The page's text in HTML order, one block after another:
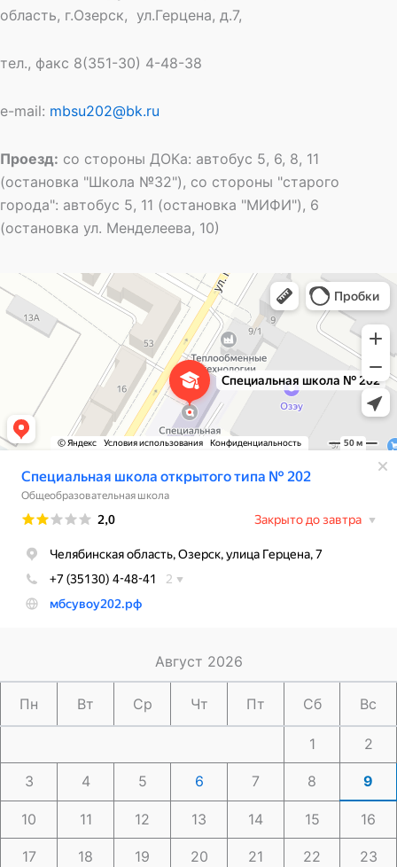
область, г.Озерск, ул.Герцена, д.7,
тел., факс 8(351-30) 4-48-38
e-mail: mbsu202@bk.ru
Проезд: со стороны ДОКа: автобус 5, 6, 8, 11
(остановка "Школа №32"), со стороны "старого
города": автобус 5, 11 (остановка "МИФИ"), 6
(остановка ул. Менделеева, 10)
Специальная школа открытого типа № 202
Общеобразовательная школа в Озёрске
Август 2026
Пн Вт Ср Чт Пт Сб Вс
1 2
3 4 5 6 7 8 9
10 11 12 13 14 15 16
17 18 19 20 21 22 23